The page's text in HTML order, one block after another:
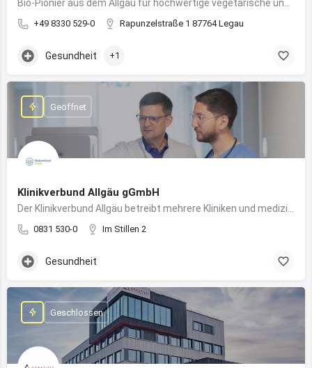
+49 8330 529-0 Rapunzelstraße 1 87764 Legau
Gesundheit +1
Klinikverbund Allgäu gGmbH
0831 530-0 Im Stillen 2
Geöffnet
Gesundheit
Geschlossen